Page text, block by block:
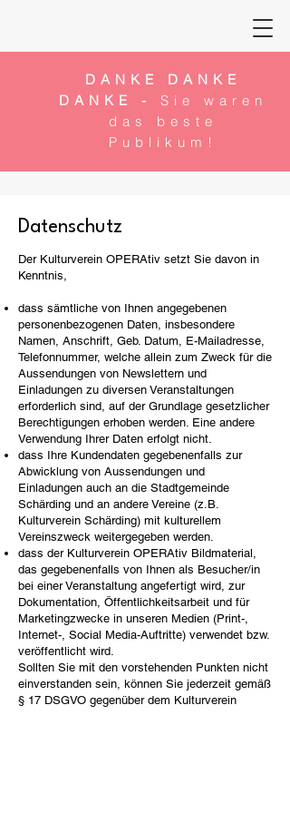
DANKE DANKE
DANKE - Sie waren
das beste
Publikum!
Datenschutz
Der Kulturverein OPERAtiv setzt Sie davon in
Kenntnis,
dass sämtliche von Ihnen angegebenen
personenbezogenen Daten, insbesondere
Namen, Anschrift, Geb. Datum, E-Mailadresse,
Telefonnummer, welche allein zum Zweck für die
Aussendungen von Newslettern und
Einladungen zu diversen Veranstaltungen
erforderlich sind, auf der Grundlage gesetzlicher
Berechtigungen erhoben werden. Eine andere
Verwendung Ihrer Daten erfolgt nicht.
dass Ihre Kundendaten gegebenenfalls zur
Abwicklung von Aussendungen und
Einladungen auch an die Stadtgemeinde
Schärding und an andere Vereine (z.B.
Kulturverein Schärding) mit kulturellem
Vereinszweck weitergegeben werden.
dass der Kulturverein OPERAtiv Bildmaterial,
das gegebenenfalls von Ihnen als Besucher/in
bei einer Veranstaltung angefertigt wird, zur
Dokumentation, Öffentlichkeitsarbeit und für
Marketingzwecke in unseren Medien (Print-,
Internet-, Social Media-Auftritte) verwendet bzw.
veröffentlicht wird.
Sollten Sie mit den vorstehenden Punkten nicht
einverstanden sein, können Sie jederzeit gemäß
§ 17 DSGVO gegenüber dem Kulturverein